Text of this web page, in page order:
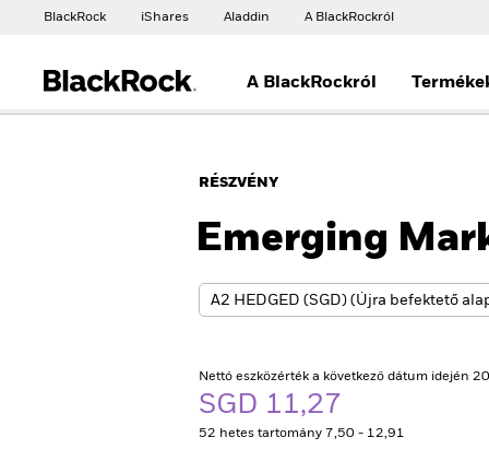
BlackRock iShares Aladdin A BlackRockról
A BlackRockról
RÉSZVÉNY
Emerging
Nettó eszközérték a következő dátum idején
SGD 11,27
52 hetes tartomány 7,50 - 12,91